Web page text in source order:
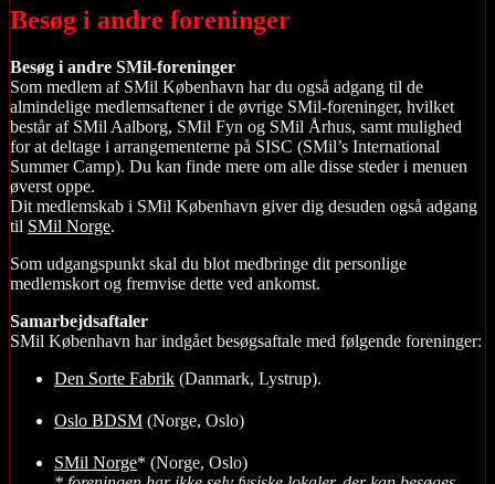
Besøg i andre foreninger
Besøg i andre SMil-foreninger
Som medlem af SMil København har du også adgang til de
almindelige medlemsaftener i de øvrige SMil-foreninger, hvilket
består af SMil Aalborg, SMil Fyn og SMil Århus, samt mulighed
for at deltage i arrangementerne på SISC (SMil’s International
Summer Camp). Du kan finde mere om alle disse steder i menuen
øverst oppe.
Dit medlemskab i SMil København giver dig desuden også adgang
til SMil Norge.
Som udgangspunkt skal du blot medbringe dit personlige
medlemskort og fremvise dette ved ankomst.
Samarbejdsaftaler
SMil København har indgået besøgsaftale med følgende foreninger:
Den Sorte Fabrik (Danmark, Lystrup).
Oslo BDSM (Norge, Oslo)
SMil Norge* (Norge, Oslo)